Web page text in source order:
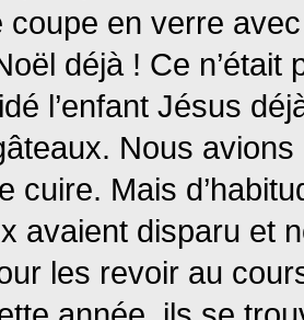
coupe en verre
déjà ! Ce
l’enfant Jésus
Nous
cuire. Mais
avaient disparu et
les revoir au